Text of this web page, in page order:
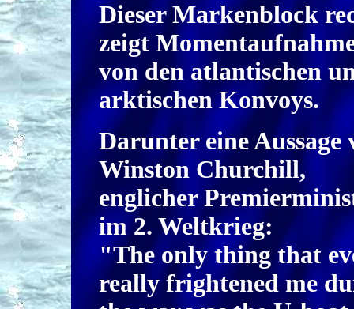
Dieser Markenblock
zeigt
von den atlantischen
arktischen Konvoys.
Darunter eine Aussage
Winston Churchill,
englicher
im 2. Weltkrieg:
"The only thing that
really frightened me